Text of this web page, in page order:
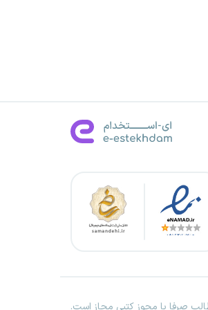
صرفا با مجوز کتبی مجاز است.